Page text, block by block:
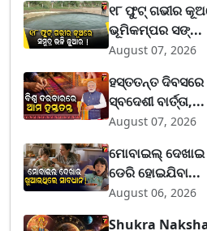
୧୮ ଫୁଟ୍ ଗଭୀର
ଭୂମିକମ୍ପର ସଙ୍...
August 07, 2026
ହସ୍ତତନ୍ତ
ସ୍ବଦେଶୀ ବାର୍ତ୍ତା,...
August 07, 2026
ମୋବାଇଲ୍
ଡେରି ହୋଇଯିବା...
August 06, 2026
Shukra